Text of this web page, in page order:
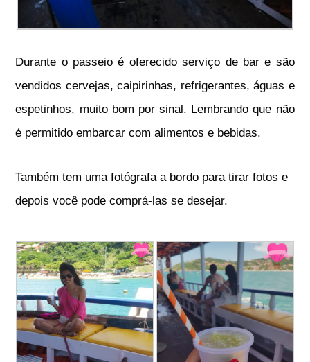
Durante o passeio é oferecido serviço de bar e são
vendidos cervejas, caipirinhas, refrigerantes, águas e
espetinhos, muito bom por sinal. Lembrando que não
é permitido embarcar com alimentos e bebidas.
Também tem uma fotógrafa a bordo para tirar fotos e
depois você pode comprá-las se desejar.